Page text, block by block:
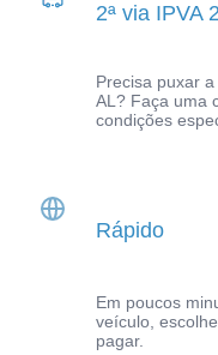
2ª via IPVA
Precisa puxar
AL? Faça uma
condições
Rápido
Em poucos
veículo,
pagar.